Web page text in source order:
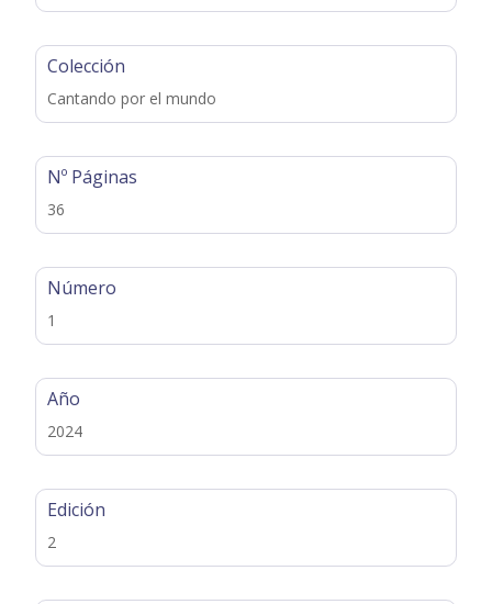
Colección
Cantando por el mundo
Nº Páginas
36
Número
1
Año
2024
Edición
2